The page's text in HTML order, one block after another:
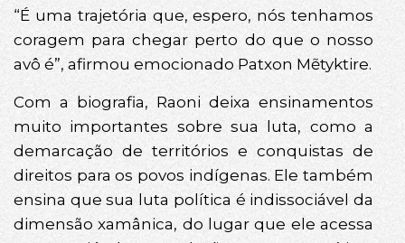
“É uma trajetória que, espero, nós tenhamos
coragem para chegar perto do que o nosso
avô é”, afirmou emocionado Patxon Mẽtyktire.
Com a biografia, Raoni deixa ensinamentos
muito importantes sobre sua luta, como a
demarcação de territórios e conquistas de
direitos para os povos indígenas. Ele também
ensina que sua luta política é indissociável da
dimensão xamânica, do lugar que ele acessa